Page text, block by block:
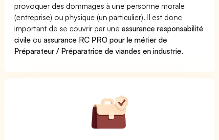
provoquer des dommages à une personne morale
(entreprise) ou physique (un particulier). Il est donc
important de se couvrir par uneassurance responsabilité
civile ouassurance RC PRO pour le métier de
Préparateur / Préparatrice de viandes en industrie.